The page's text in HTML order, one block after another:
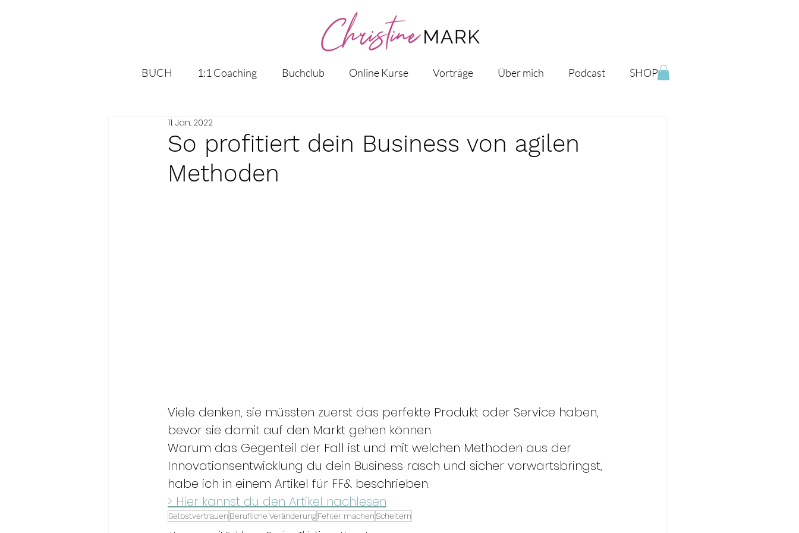
BUCH 1:1 Coaching Buchclub Online Kurse Vorträge Über mich Podcast SHOP
So profitiert dein Business von agilen
Methoden
11. Jan. 2022
Viele denken, sie müssten zuerst das perfekte Produkt oder Service haben,
bevor sie damit auf den Markt gehen können.
Warum das Gegenteil der Fall ist und mit welchen Methoden aus der
Innovationsentwicklung du dein Business rasch und sicher vorwärtsbringst,
habe ich in einem Artikel für FF& beschrieben.
> Hier kannst du den Artikel nachlesen
Selbstvertrauen Berufliche VeränderungFehler machenScheitern